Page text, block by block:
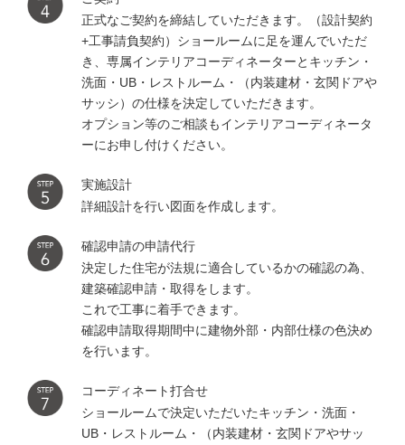
正式なご契約を締結していただきます。（設計契約
+工事請負契約）ショールームに足を運んでいただ
き、専属インテリアコーディネーターとキッチン・
洗面・UB・レストルーム・（内装建材・玄関ドアや
サッシ）の仕様を決定していただきます。
オプション等のご相談もインテリアコーディネータ
ーにお申し付けください。
実施設計
詳細設計を行い図面を作成します。
確認申請の申請代行
決定した住宅が法規に適合しているかの確認の為、
建築確認申請・取得をします。
これで工事に着手できます。
確認申請取得期間中に建物外部・内部仕様の色決め
を行います。
コーディネート打合せ
ショールームで決定いただいたキッチン・洗面・
UB・レストルーム・（内装建材・玄関ドアやサッ